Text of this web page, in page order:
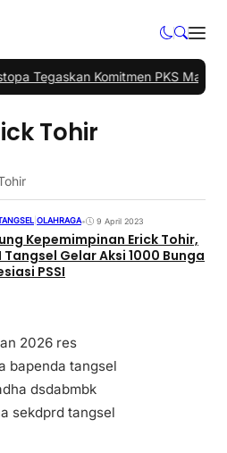
Tegaskan Komitmen PKS
Tohir
OLAHRAGA• 9 April 2023
Kepemimpinan Erick Tohir,
Tangsel Gelar Aksi 1000 Bunga
PSSI